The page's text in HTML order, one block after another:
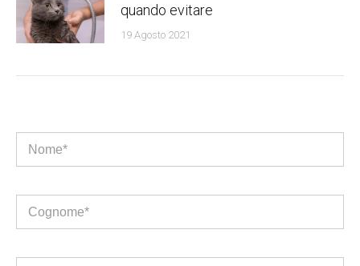
quando evitare
19 Agosto 2021
Nome*
Cognome*